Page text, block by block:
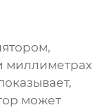
миллиметрах
может